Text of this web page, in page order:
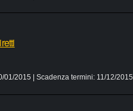
01/2015 | Scadenza termini: 11/12/2015